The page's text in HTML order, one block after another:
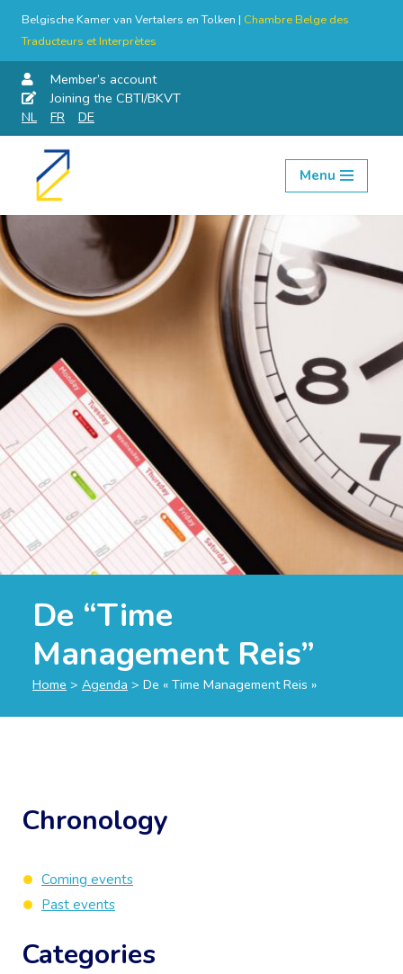
Belgische Kamer van Vertalers en Tolken | Chambre Belge des
Traducteurs et Interprètes
Member’s account
Joining the CBTI/BKVT
NL
FR DE
Skip
Menu
De “Time
Management Reis”
Home > Agenda > De « Time Management Reis »
Chronology
Coming events
Past events
Categories